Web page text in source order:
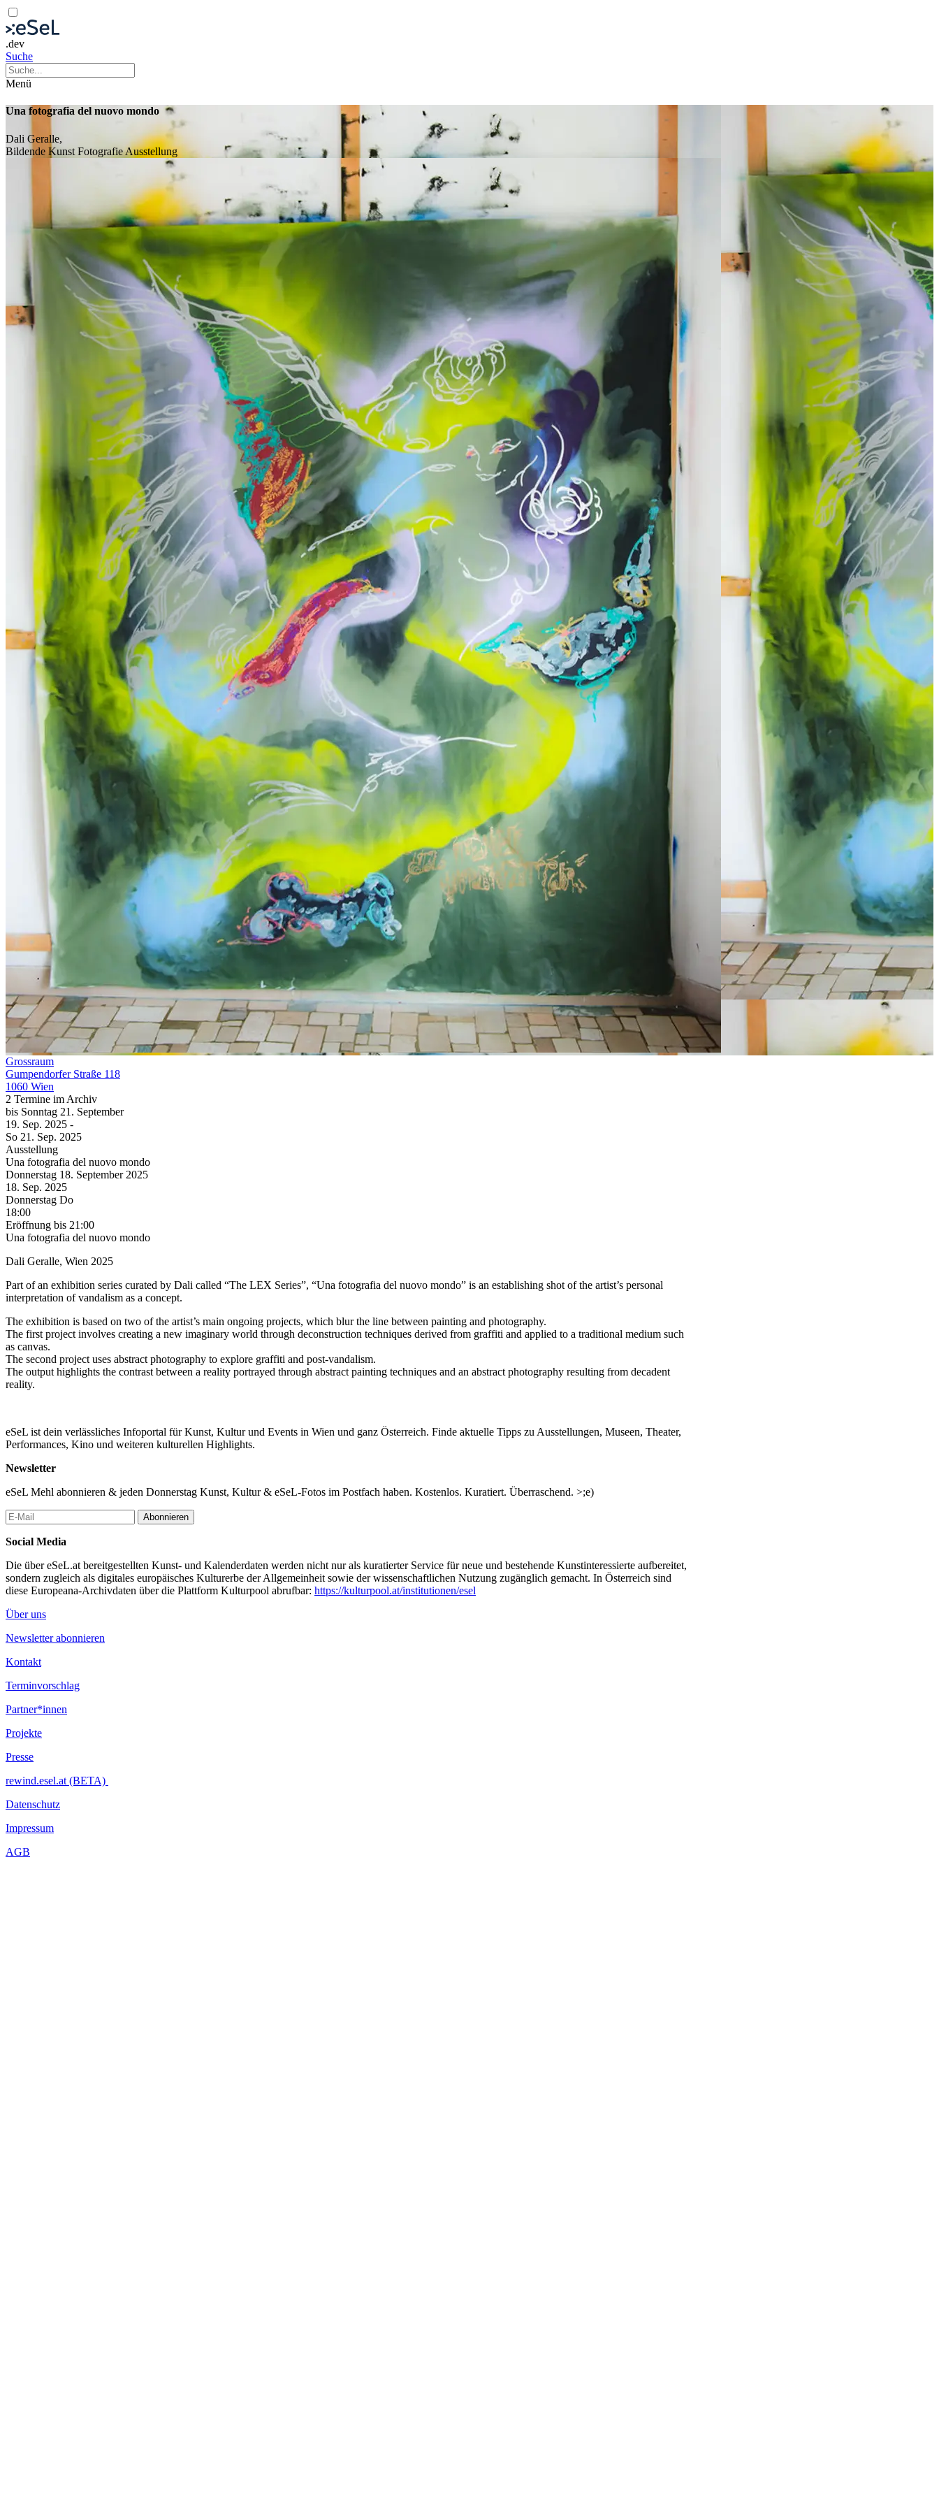
.dev
Suche
Menü
Una fotografia del nuovo mondo
Dali Geralle,
Bildende Kunst FotografieAusstellung
Grossraum
Gumpendorfer Straße 118
1060 Wien
2 Termine im Archiv
bis Sonntag 21. September
19. Sep. 2025 -
So 21. Sep. 2025
Ausstellung
Una fotografia del nuovo mondo
Donnerstag 18. September 2025
18. Sep. 2025
Donnerstag Do
18:00
Eröffnung bis 21:00
Una fotografia del nuovo mondo
Dali Geralle, Wien 2025
Part of an exhibition series curated by Dali called “The LEX Series”, “Una fotografia del nuovo mondo” is an establishing shot of the artist’s personal
interpretation of vandalism as a concept.
The exhibition is based on two of the artist’s main ongoing projects, which blur the line between painting and photography.
The first project involves creating a new imaginary world through deconstruction techniques derived from graffiti and applied to a traditional medium such
as canvas.
The second project uses abstract photography to explore graffiti and post-vandalism.
The output highlights the contrast between a reality portrayed through abstract painting techniques and an abstract photography resulting from decadent
reality.
eSeL ist dein verlässliches Infoportal für Kunst, Kultur und Events in Wien und ganz Österreich. Finde aktuelle Tipps zu Ausstellungen, Museen, Theater,
Performances, Kino und weiteren kulturellen Highlights.
Newsletter
eSeL Mehl abonnieren & jeden Donnerstag Kunst, Kultur & eSeL-Fotos im Postfach haben. Kostenlos. Kuratiert. Überraschend. >;e)
Abonnieren
Social Media
Die über eSeL.at bereitgestellten Kunst- und Kalenderdaten werden nicht nur als kuratierter Service für neue und bestehende Kunstinteressierte aufbereitet,
sondern zugleich als digitales europäisches Kulturerbe der Allgemeinheit sowie der wissenschaftlichen Nutzung zugänglich gemacht. In Österreich sind
diese Europeana-Archivdaten über die Plattform Kulturpool abrufbar: https://kulturpool.at/institutionen/esel
Über uns
Newsletter abonnieren
Kontakt
Terminvorschlag
Partner*innen
Projekte
Presse
rewind.esel.at (BETA)
Datenschutz
Impressum
AGB